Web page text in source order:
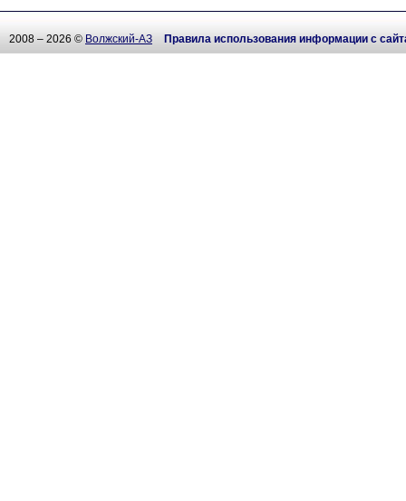
2008 – 2026 © Волжский-АЗ Правила использования информации с